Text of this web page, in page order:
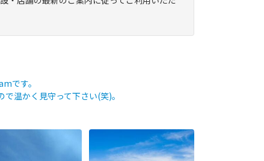
です。
温かく見守って下さい(笑)。
に思いを馳せながら〜
〜GW突入!! 気になる鹿児島のお
天気は…!?〜【fromよかガイ
ド】